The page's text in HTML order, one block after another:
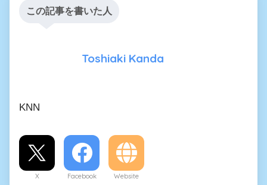
この記事を書いた人
Toshiaki Kanda
KNN
X Facebook Website